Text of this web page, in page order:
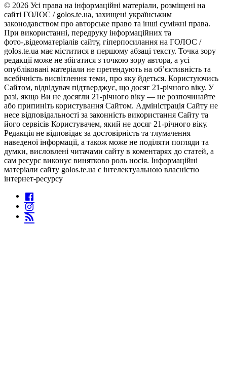
© 2026 Усі права на інформаційні матеріали, розміщені на
сайті ГОЛОС / golos.te.ua, захищені українським
законодавством про авторське право та інші суміжні права.
При використанні, передруку інформаційних та
фото-,відеоматеріалів сайту, гіперпосилання на ГОЛОС /
golos.te.ua має міститися в першому абзаці тексту. Точка зору
редакції може не збігатися з точкою зору автора, а усі
опубліковані матеріали не претендують на об’єктивність та
всебічність висвітлення теми, про яку йдеться. Користуючись
Сайтом, відвідувач підтверджує, що досяг 21-річного віку. У
разі, якщо Ви не досягли 21-річного віку — не розпочинайте
або припиніть користування Сайтом. Адміністрація Сайту не
несе відповідальності за законність використання Сайту та
його сервісів Користувачем, який не досяг 21-річного віку.
Редакція не відповідає за достовірність та тлумачення
наведеної інформації, а також може не поділяти погляди та
думки, висловлені читачами сайту в коментарях до статей, а
сам ресурс виконує винятково роль носія. Інформаційні
матеріали сайту golos.te.ua є інтелектуальною власністю
інтернет-ресурсу